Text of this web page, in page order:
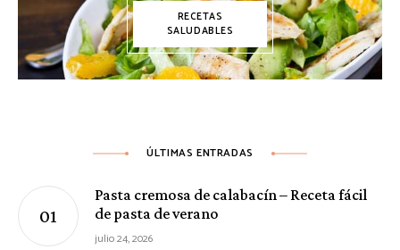
RECETAS
SALUDABLES
ÚLTIMAS ENTRADAS
Pasta cremosa de calabacín – Receta fácil
de pasta de verano
julio 24, 2026